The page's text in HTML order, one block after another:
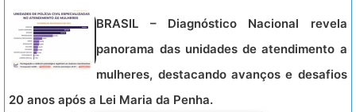
BRASIL – Diagnóstico Nacional revela
panorama das unidades de atendimento a
mulheres, destacando avanços e desafios
20 anos após a Lei Maria da Penha.